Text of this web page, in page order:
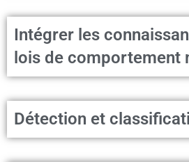
Intégrer les
lois de
Détection et